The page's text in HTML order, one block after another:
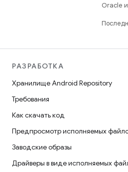
Oracle
РАЗРАБОТКА
Хранилище Android Repository
Требования
Как скачать код
Предпросмотр исполняемых
Заводские образы
Драйверы в виде исполняемых